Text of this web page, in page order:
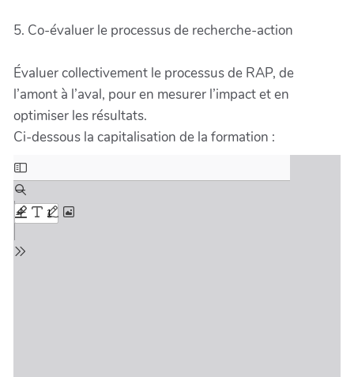
5. Co-évaluer le processus de recherche-action
Évaluer collectivement le processus de RAP, de
l’amont à l’aval, pour en mesurer l’impact et en
optimiser les résultats.
Ci-dessous la capitalisation de la formation :